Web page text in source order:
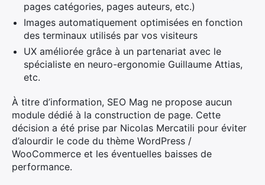
pages catégories, pages auteurs, etc.)
Images automatiquement optimisées en fonction
des terminaux utilisés par vos visiteurs
UX améliorée grâce à un partenariat avec le
spécialiste en neuro-ergonomie Guillaume Attias,
etc.
À titre d’information, SEO Mag ne propose aucun
module dédié à la construction de page. Cette
décision a été prise par Nicolas Mercatili pour éviter
d’alourdir le code du thème WordPress /
WooCommerce et les éventuelles baisses de
performance.